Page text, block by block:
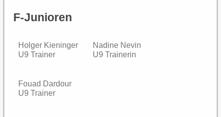
F-Junioren
Holger Kieninger
U9 Trainer
Nadine Nevin
U9 Trainerin
Fouad Dardour
U9 Trainer